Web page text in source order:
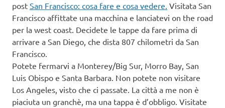
post San Francisco: cosa fare e cosa vedere. Visitata San
Francisco affittate una macchina e lanciatevi on the road
per la west coast. Decidete le tappe da fare prima di
arrivare a San Diego, che dista 807 chilometri da San
Francisco.
Potete fermarvi a Monterey/Big Sur, Morro Bay, San
Luis Obispo e Santa Barbara. Non potete non visitare
Los Angeles, visto che ci passate. La città a me non è
piaciuta un granchè, ma una tappa è d’obbligo. Visitate